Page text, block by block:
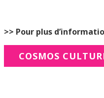
>> Pour plus
COSMOS